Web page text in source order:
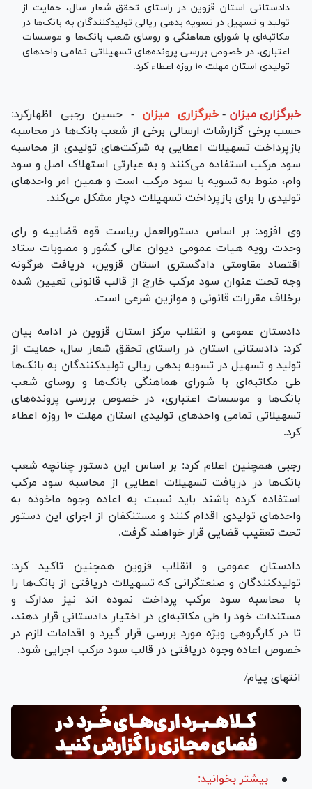
دادستانی استان قزوین در راستای تحقق شعار سال، حمایت از
تولید و تسهیل در تسویه بدهی ریالی تولیدکنندگان به بانک‌ها در
مکاتبه‌ای با شورای هماهنگی و روسای شعب بانک‌ها و موسسات
اعتباری، در خصوص بررسی پرونده‌های تسهیلاتی تمامی واحد‌های
تولیدی استان مهلت ۱۰ روزه اعطاء کرد.
خبرگزاری میزان - خبرگزاری میزان - حسین رجبی اظهارکرد:
حسب برخی گزارشات ارسالی برخی از شعب بانک‌ها در محاسبه
بازپرداخت تسهیلات اعطایی به شرکت‌های تولیدی از محاسبه
سود مرکب استفاده می‌کنند و به عبارتی استهلاک اصل و سود
وام، منوط به تسویه با سود مرکب است و همین امر واحد‌های
تولیدی را برای بازپرداخت تسهیلات دچار مشکل می‌کند.
وی افزود: بر اساس دستورالعمل ریاست قوه قضاییه و رای
وحدت رویه هیات عمومی دیوان عالی کشور و مصوبات ستاد
اقتصاد مقاومتی دادگستری استان قزوین، دریافت هرگونه
وجه تحت عنوان سود مرکب خارج از قالب قانونی تعیین شده
برخلاف مقررات قانونی و موازین شرعی است.
دادستان عمومی و انقلاب مرکز استان قزوین در ادامه بیان
کرد: دادستانی استان در راستای تحقق شعار سال، حمایت از
تولید و تسهیل در تسویه بدهی ریالی تولیدکنندگان به بانک‌ها
طی مکاتبه‌ای با شورای هماهنگی بانک‌ها و روسای شعب
بانک‌ها و موسسات اعتباری، در خصوص بررسی پرونده‌های
تسهیلاتی تمامی واحد‌های تولیدی استان مهلت ۱۰ روزه اعطاء
کرد.
رجبی همچنین اعلام کرد: بر اساس این دستور چنانچه شعب
بانک‌ها در دریافت تسهیلات اعطایی از محاسبه سود مرکب
استفاده کرده باشند باید نسبت به اعاده وجوه ماخوذه به
واحد‌های تولیدی اقدام کنند و مستنکفان از اجرای این دستور
تحت تعقیب قضایی قرار خواهند گرفت.
دادستان عمومی و انقلاب قزوین همچنین تاکید کرد:
تولیدکنندگان و صنعتگرانی که تسهیلات دریافتی از بانک‌ها را
با محاسبه سود مرکب پرداخت نموده اند نیز مدارک و
مستندات خود را طی مکاتبه‌ای در اختیار دادستانی قرار دهند،
تا در کارگروهی ویژه مورد بررسی قرار گیرد و اقدامات لازم در
خصوص اعاده وجوه دریافتی در قالب سود مرکب اجرایی شود.
انتهای پیام/
بیشتر بخوانید: